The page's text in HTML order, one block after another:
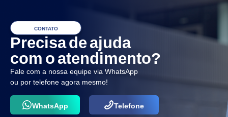
CONTATO
Precisa de ajuda
com o atendimento?
Fale com a nossa equipe via WhatsApp
ou por telefone agora mesmo!
WhatsApp Telefone